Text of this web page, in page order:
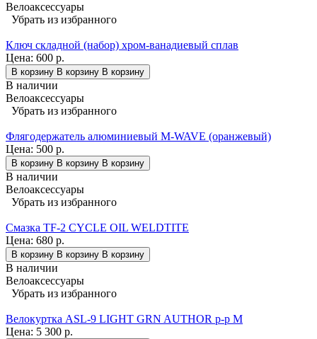
Велоаксессуары
Убрать из избранного
Ключ складной (набор) хром-ванадиевый сплав
Цена: 600 р.
В корзину В корзину В корзину
В наличии
Велоаксессуары
Убрать из избранного
Флягодержатель алюминиевый M-WAVE (оранжевый)
Цена: 500 р.
В корзину В корзину В корзину
В наличии
Велоаксессуары
Убрать из избранного
Смазка TF-2 CYCLE OIL WELDTITE
Цена: 680 р.
В корзину В корзину В корзину
В наличии
Велоаксессуары
Убрать из избранного
Велокуртка ASL-9 LIGHT GRN AUTHOR р-р M
Цена: 5 300 р.